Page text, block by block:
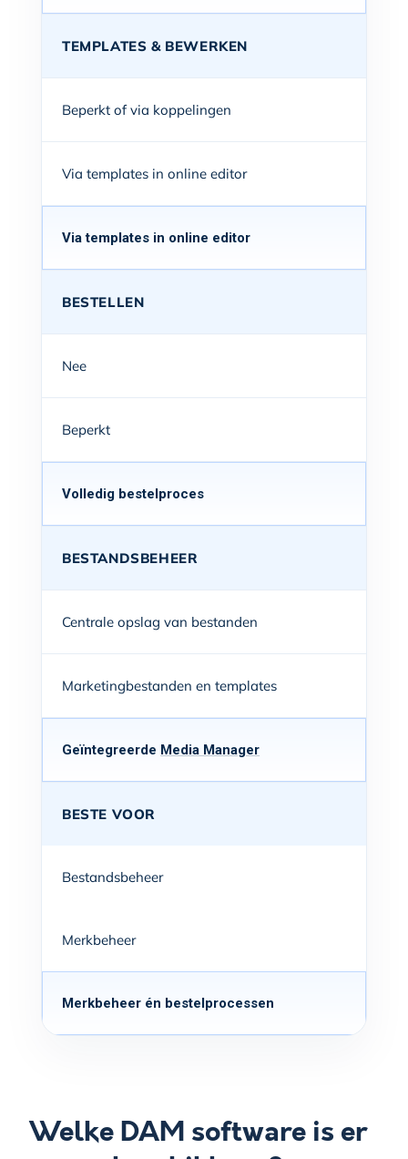
TEMPLATES & BEWERKEN
Beperkt of via koppelingen
Via templates in online editor
Via templates in online editor
BESTELLEN
Nee
Beperkt
Volledig bestelproces
BESTANDSBEHEER
Centrale opslag van bestanden
Marketingbestanden en templates
Geïntegreerde Media Manager
BESTE VOOR
Bestandsbeheer
Merkbeheer
Merkbeheer én bestelprocessen
Welke DAM software is er